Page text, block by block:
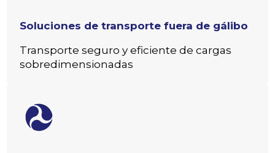
Soluciones de transporte fuera de gálibo
Transporte seguro y eficiente de cargas
sobredimensionadas